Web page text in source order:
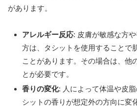
があります。
アレルギー反応: 皮膚が敏感な方
方は、タシットを使用することで
ことがあります。その場合は、他
とが必要です。
香りの変化: 人によって体温や皮
シットの香りが想定外の方向に変